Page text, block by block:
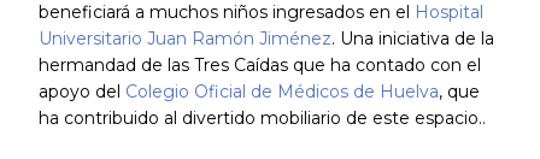
beneficiará a muchos niños ingresados en el Hospital
Universitario Juan Ramón Jiménez. Una iniciativa de la
hermandad de las Tres Caídas que ha contado con el
apoyo del Colegio Oficial de Médicos de Huelva, que
ha contribuido al divertido mobiliario de este espacio..